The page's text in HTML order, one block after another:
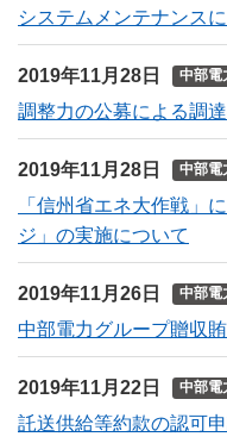
システムメンテナンス
2019年11月28日 中部電
調整力の公募による調
2019年11月28日 中部電
「信州省エネ大作戦」
ジ」の実施について
2019年11月26日 中部電
中部電力グループ贈収
2019年11月22日 中部電
託送供給等約款の認可